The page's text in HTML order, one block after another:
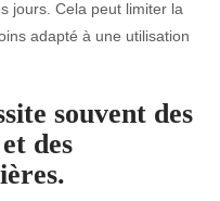
jours. Cela peut limiter la
adapté à une utilisation
souvent des
des